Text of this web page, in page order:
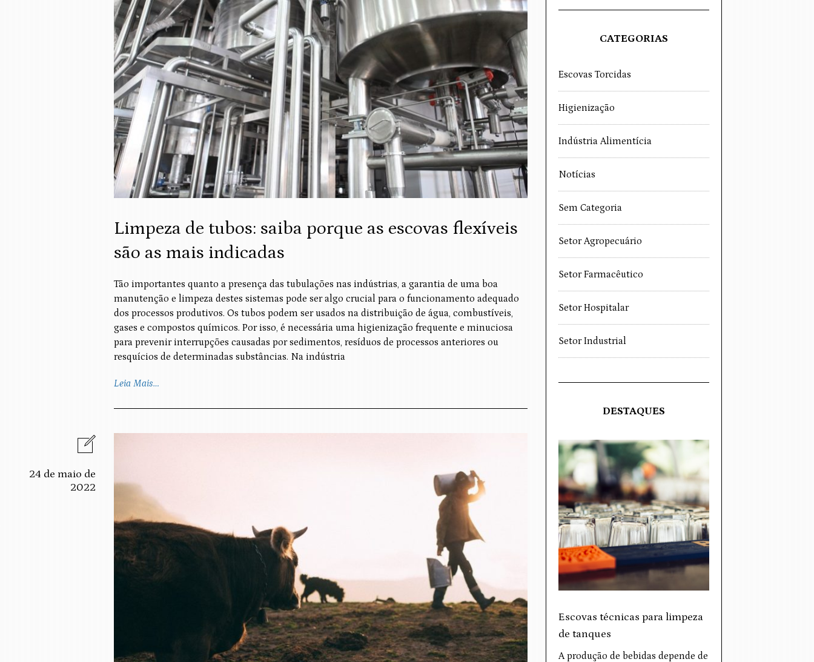
Limpeza de tubos: saiba porque as escovas flexíveis
são as mais indicadas
Tão importantes quanto a presença das tubulações nas indústrias, a garantia de uma boa
manutenção e limpeza destes sistemas pode ser algo crucial para o funcionamento adequado
dos processos produtivos. Os tubos podem ser usados na distribuição de água, combustíveis,
gases e compostos químicos. Por isso, é necessária uma higienização frequente e minuciosa
para prevenir interrupções causadas por sedimentos, resíduos de processos anteriores ou
resquícios de determinadas substâncias. Na indústria
Leia Mais…
24 de maio de
2022
CATEGORIAS
Escovas Torcidas
Higienização
Indústria Alimentícia
Notícias
Sem Categoria
Setor Agropecuário
Setor Farmacêutico
Setor Hospitalar
Setor Industrial
DESTAQUES
Escovas técnicas para limpeza
de tanques
A produção de bebidas depende de